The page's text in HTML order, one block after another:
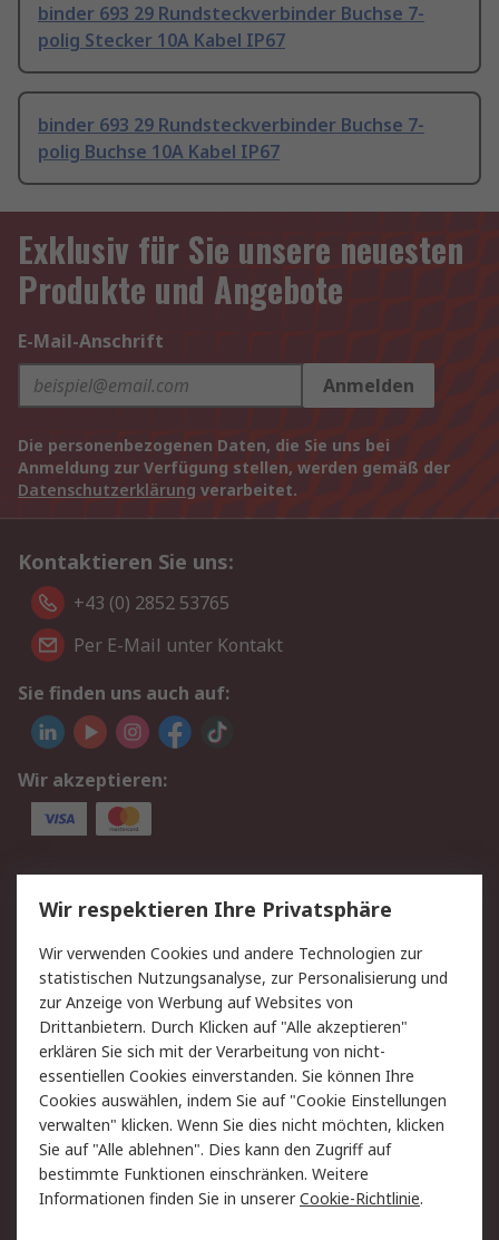
binder 693 29 Rundsteckverbinder Buchse 7-
polig Stecker 10A Kabel IP67
binder 693 29 Rundsteckverbinder Buchse 7-
polig Buchse 10A Kabel IP67
Exklusiv für Sie unsere neuesten
Produkte und Angebote
E-Mail-Anschrift
Anmelden
Die personenbezogenen Daten, die Sie uns bei
Anmeldung zur Verfügung stellen, werden gemäß der
Datenschutzerklärung verarbeitet.
Kontaktieren Sie uns:
+43 (0) 2852 53765
Per E-Mail unter Kontakt
Sie finden uns auch auf:
Wir akzeptieren:
Service
Value Added Services
Lieferlösungen
Rücksendung/Entsorgung Kontakt
Hilfe
Rechtliches
RS Verkaufs- und
Lieferbedingungen
Datenschutz
Cookie-Richtlinie
Zahlungsbedingungen
Impressum
Webseite Konditionen
Wir respektieren Ihre Privatsphäre
Wir verwenden Cookies und andere Technologien zur
statistischen Nutzungsanalyse, zur Personalisierung und
zur Anzeige von Werbung auf Websites von
Drittanbietern. Durch Klicken auf "Alle akzeptieren"
erklären Sie sich mit der Verarbeitung von nicht-
essentiellen Cookies einverstanden. Sie können Ihre
Cookies auswählen, indem Sie auf "Cookie Einstellungen
verwalten" klicken. Wenn Sie dies nicht möchten, klicken
Sie auf "Alle ablehnen". Dies kann den Zugriff auf
bestimmte Funktionen einschränken. Weitere
Informationen finden Sie in unsererCookie-Richtlinie.